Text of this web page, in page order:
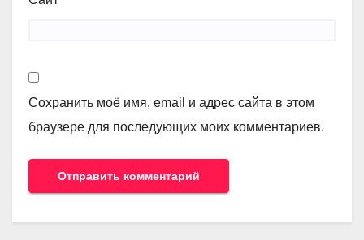
Сохранить моё имя, email и адрес сайта в этом
браузере для последующих моих комментариев.